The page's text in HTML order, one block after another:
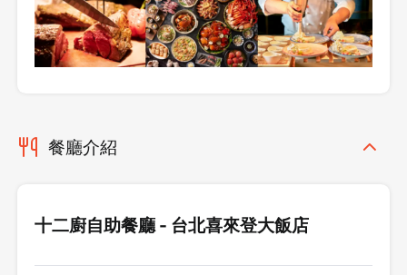
餐廳介紹
十二廚自助餐廳 - 台北喜來登大飯店